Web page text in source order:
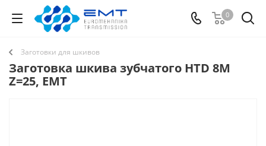
0
Заготовки для шкивов
Заготовка шкива зубчатого HTD 8M
Z=25, EMT